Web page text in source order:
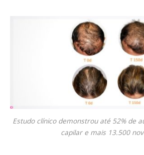
Estudo clínico demonstrou até 52% de
capilar e mais 13.500